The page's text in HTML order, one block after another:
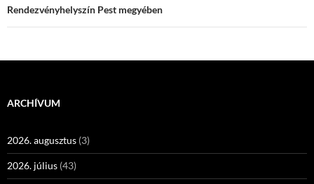
Rendezvényhelyszín Pest megyében
ARCHÍVUM
2026. augusztus (3)
2026. július (43)